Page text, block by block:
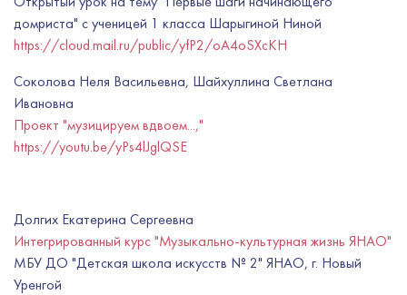
домриста" с ученицей 1 класса Шарыгиной Ниной
https://cloud.mail.ru/public/yfP2/oA4oSXcKH
Соколова Неля Васильевна, Шайхуллина Светлана
Ивановна
Проект "музицируем вдвоем...,"
https://youtu.be/yPs4lJglQSE
Долгих Екатерина Сергеевна
Интегрированный курс "Музыкально-культурная жизнь ЯНАО"
МБУ ДО "Детская школа искусств № 2" ЯНАО, г. Новый
Уренгой